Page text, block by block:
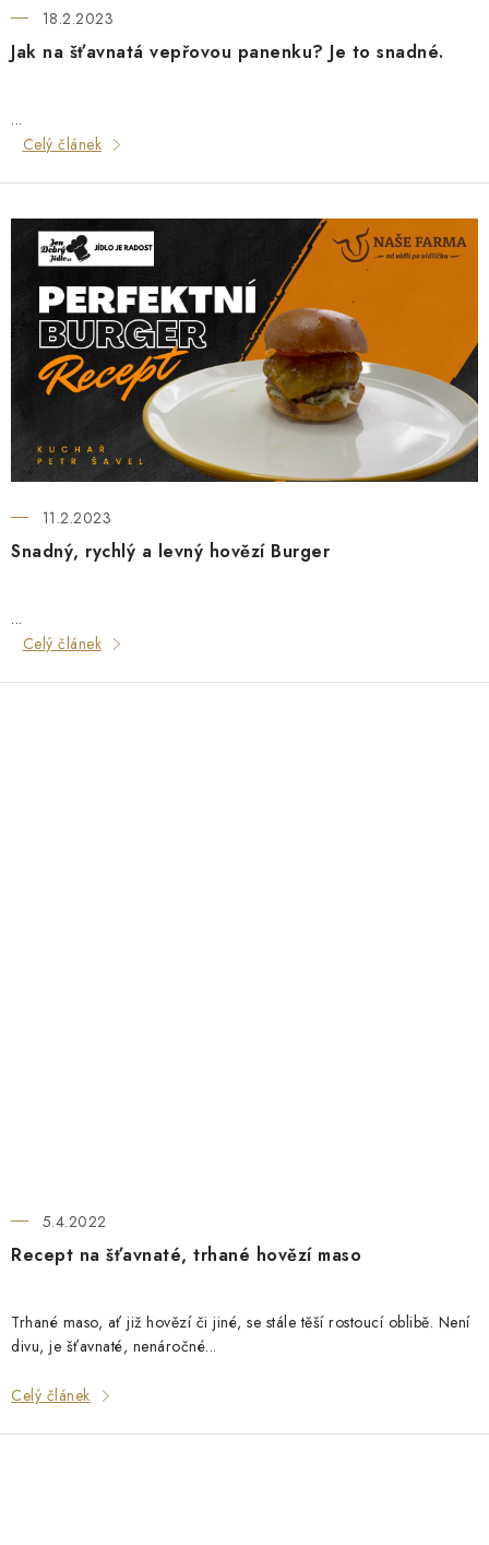
O NÁS
DOPRAVA A PLATBA
ů
Jak na šťavnatá vepřovou panenku? Je to snadné.
18.2.2023
...
Celý článek
Snadný, rychlý a levný hovězí Burger
11.2.2023
...
Celý článek
Recept na šťavnaté, trhané hovězí maso
5.4.2022
Trhané maso, ať již hovězí či jiné, se stále těší rostoucí oblibě. Není
divu, je šťavnaté, nenáročné...
Celý článek